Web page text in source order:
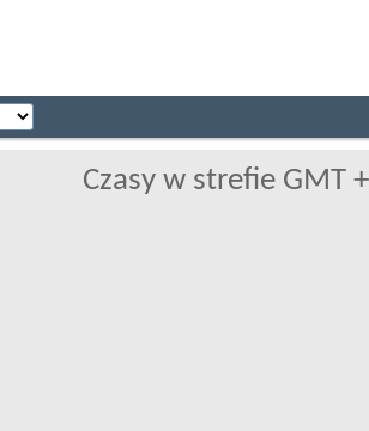
Czasy w strefie GMT